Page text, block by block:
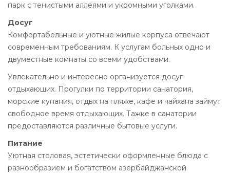
парк с тенистыми аллеями и укромными уголками.
Досуг
Комфортабельные и уютные жилые корпуса отвечают
современным требованиям. К услугам больных одно и
двуместные комнаты со всеми удобствами.
Увлекательно и интересно организуется досуг
отдыхающих. Прогулки по территории санатория,
морские купания, отдых на пляже, кафе и чайхана займут
свободное время отдыхающих. Тажке в санатории
предоставляются различные бытовые услуги.
Питание
Уютная столовая, эстетически оформленные блюда с
разнообразием и богатством азербайджанской